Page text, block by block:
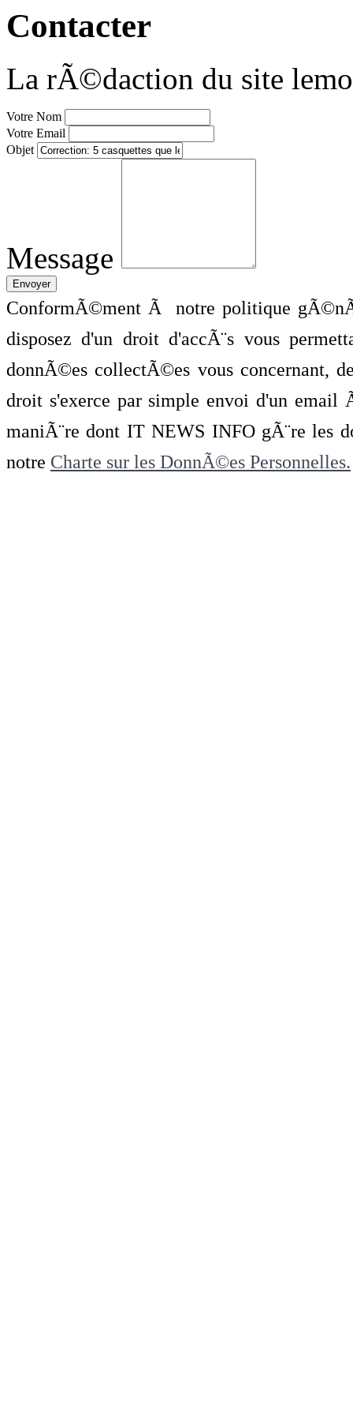
Contacter
La rÃ©daction du site
Votre Nom
Votre Email
Objet
Message
ConformÃ©ment Ã notre politique
disposez d'un droit d'accÃ¨s vous
donnÃ©es collectÃ©es vous concernant,
droit s'exerce par simple envoi d'un
maniÃ¨re dont IT NEWS INFO gÃ¨re les
notre Charte sur les DonnÃ©es Personnelles.